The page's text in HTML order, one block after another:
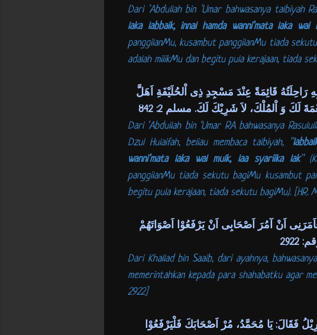
Dari ’Abdullah bin ’Umar bahwasanya talbiyah
laka labbaik, innal hamda wanni’mata laka
panggilanMu, kusambut panggilanMu tiada
adalah milikMu dan begitu pula kerajaan, tiada
قَائِمَةً عِنْدَ مَسْجِدِ ذِى اْلحُلَيْفَةِ اَهَلَّ
لَكَ وَ اْلمُلْكَ، لاَ شَرِيْكَ لَكَ. مسلم 2: 842
Dari ‘Abdullah bin ‘Umar RA bahwasanya
Dzul Hulaifah, beliau membaca talbiyah, ”
wanni’mata laka wal mulk, laa syariika lak”
panggilanMu tiada sekutu bagiMu kusambut
begitu pula kerajaan, tiada sekutu bagiMu). [HR.
اَنْ آمُرَ اَصْحَابِى اَنْ يَرْفَعُوْا اَصْوَاتَهُمْ
Dari Khallad bin Saaib, dari ayahnya,
memerintahkan kepada para shahabatku agar
2922]
فَقَالَ: يَا مُحَمَّدُ، مُرْ اَصْحَابَكَ فَلْيَرْفَعُوْا